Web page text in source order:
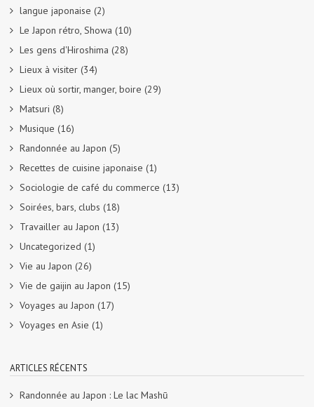
langue japonaise (2)
Le Japon rétro, Showa (10)
Les gens d'Hiroshima (28)
Lieux à visiter (34)
Lieux où sortir, manger, boire (29)
Matsuri (8)
Musique (16)
Randonnée au Japon (5)
Recettes de cuisine japonaise (1)
Sociologie de café du commerce (13)
Soirées, bars, clubs (18)
Travailler au Japon (13)
Uncategorized (1)
Vie au Japon (26)
Vie de gaijin au Japon (15)
Voyages au Japon (17)
Voyages en Asie (1)
ARTICLES RÉCENTS
Randonnée au Japon : Le lac Mashū